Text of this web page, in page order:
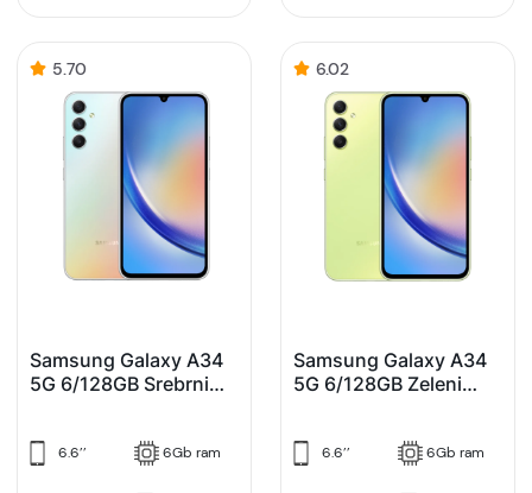
5.70
Samsung Galaxy A34
5G 6/128GB Srebrni
6.6’’ 6Gb ram
6.02
Samsung Galaxy A34
5G 6/128GB Zeleni
6.6’’ 6Gb ram